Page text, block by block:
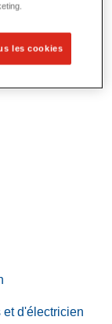
tubes
d'électricien
les cookies